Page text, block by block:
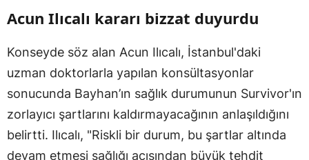
Acun Ilıcalı kararı bizzat duyurdu
Konseyde söz alan Acun Ilıcalı, İstanbul'daki
uzman doktorlarla yapılan konsültasyonlar
sonucunda Bayhan’ın sağlık durumunun Survivor'ın
zorlayıcı şartlarını kaldırmayacağının anlaşıldığını
belirtti. Ilıcalı, "Riskli bir durum, bu şartlar altında
devam etmesi sağlığı açısından büyük tehdit